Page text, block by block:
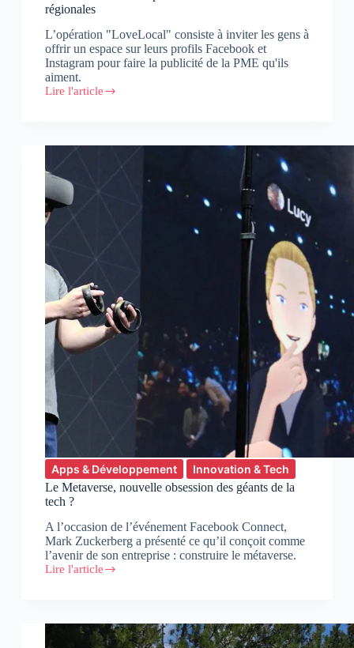
régionales
L’opération "LoveLocal" consiste à inviter les gens à
offrir un espace sur leurs profils Facebook et
Instagram pour faire la publicité de la PME qu'ils
aiment.
Lire l'article
LoveLocal
voix
des
PME
régionales
Apps & Développement
Innovation & Tech
Le Metaverse, nouvelle obsession des géants de la
tech ?
A l’occasion de l’événement Facebook Connect,
Mark Zuckerberg a présenté ce qu’il conçoit comme
l’avenir de son entreprise : construire le métaverse.
Lire l'article
Le